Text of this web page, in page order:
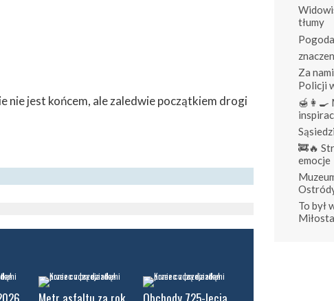
nie jest końcem, ale zaledwie początkiem drogi
tłumy
Za
Policji
🍯👩‍🍳
🚒🔥
emocje
To był